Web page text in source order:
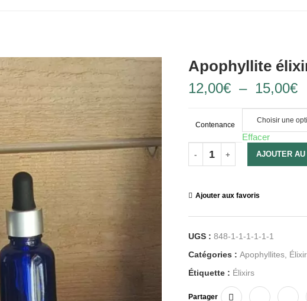
Apophyllite
12,00€ – 15,00€
Contenance
Effacer
AJOUTER AU
Ajouter aux favoris
UGS : 848-1-1-1-1-1-1
Catégories : Apophyllites,
Étiquette : Élixirs
Partager